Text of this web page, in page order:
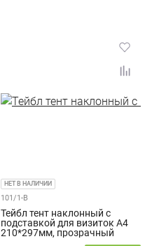
НЕТ В НАЛИЧИИ
101/1-В
Тейбл тент наклонный с
подставкой для визиток А4
210*297мм, прозрачный